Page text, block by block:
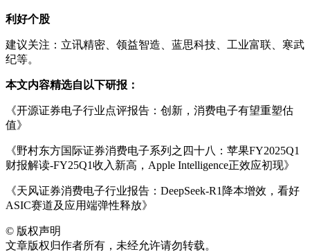
利好个股
建议关注：立讯精密、领益智造、蓝思科技、工业富联、寒武
纪等。
本文内容精选自以下研报：
《开源证券电子行业点评报告：创新，消费电子有望重塑估
值》
《野村东方国际证券消费电子系列之四十八：苹果FY2025Q1
财报解读-FY25Q1收入新高，Apple Intelligence正效应初现》
《天风证券消费电子行业报告：DeepSeek-R1降本增效，看好
ASIC赛道及应用端弹性释放》
© 版权声明
文章版权归作者所有，未经允许请勿转载。